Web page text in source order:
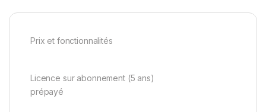
Prix et fonctionnalités
Licence sur abonnement (5 ans)
prépayé